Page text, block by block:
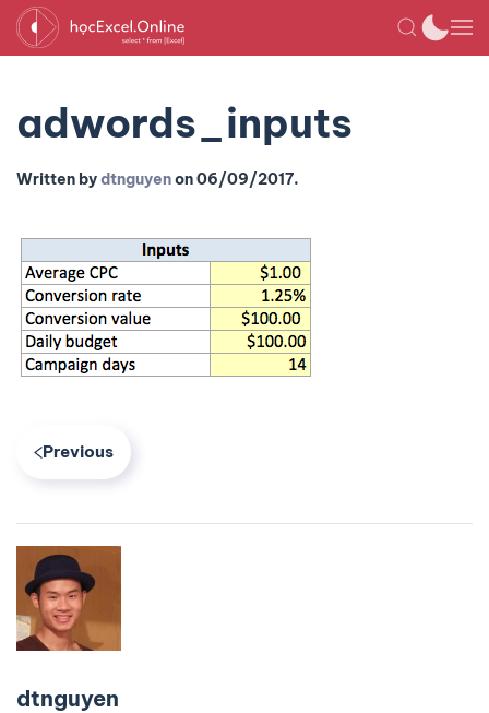
adwords_inputs
Written bydtnguyenon06/09/2017.
Previous
dtnguyen